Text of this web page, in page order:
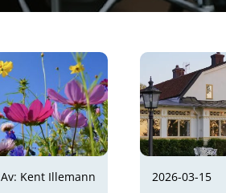
Av: Kent Illemann 2026-03-15